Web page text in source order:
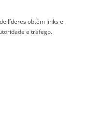
líderes obtêm links e
e tráfego.